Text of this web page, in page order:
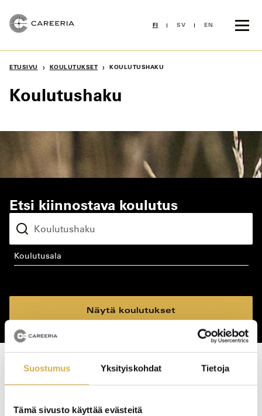
Suostumus Yksityiskohdat Tietoja
Tämä sivusto käyttää evästeitä
sisältöön
FI SV EN
ETUSIVU › KOULUTUKSET › KOULUTUSHAKU
Koulutushaku
Etsi kiinnostava koulutus
koulutusala
Näytä koulutukset
Haku tuotti osumia: 0 kpl
Koulutushaun